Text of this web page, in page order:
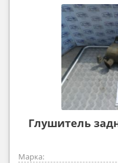
Глушитель
Марка: